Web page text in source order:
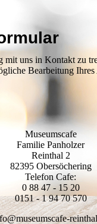
mit uns in Kontakt zu
Bearbeitung
Museumscafe
Familie Panholzer
Reinthal 2
82395 Obersöchering
Telefon Cafe:
0 88 47 - 15 20
0151 - 1 94 70 570